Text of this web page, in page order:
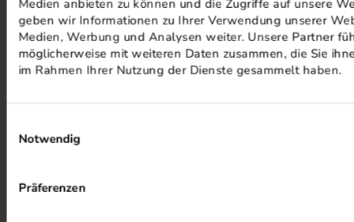
Medien anbieten zu können und die Zugriffe auf unsere
geben wir Informationen zu Ihrer Verwendung unserer
Medien, Werbung und Analysen weiter. Unsere Partner
möglicherweise mit weiteren Daten zusammen, die Sie
im Rahmen Ihrer Nutzung der Dienste gesammelt haben.
Notwendig
Präferenzen